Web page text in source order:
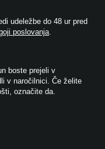
udeležbe do 48 ur pred
poslovanja.
boste prejeli v
v naročilnici. Če želite
označite da.